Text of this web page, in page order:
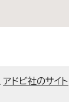
アドビ社のサイト